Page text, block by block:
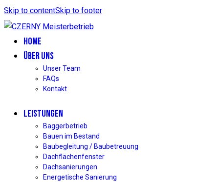
Skip to contentSkip to footer
HOME
ÜBER UNS
Unser Team
FAQs
Kontakt
LEISTUNGEN
Baggerbetrieb
Bauen im Bestand
Baubegleitung / Baubetreuung
Dachflächenfenster
Dachsanierungen
Energetische Sanierung